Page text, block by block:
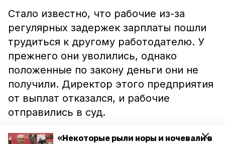
«Некоторые рыли норы и ночевали в
Стало известно, что рабочие из-за
регулярных задержек зарплаты пошли
трудиться к другому работодателю. У
прежнего они уволились, однако
положенные по закону деньги они не
получили. Директор этого предприятия
от выплат отказался, и рабочие
отправились в суд.
Судебные приставы выехали на место,